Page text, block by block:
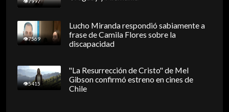
7569
Lucho Miranda respondió sabiamente a
frase de Camila Flores sobre la
discapacidad
5415
"La Resurrección de Cristo" de Mel
Gibson confirmó estreno en cines de
Chile